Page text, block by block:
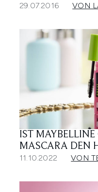
29.07.2016 VON
IST
MASCARA DEN
11.10.2022 VON